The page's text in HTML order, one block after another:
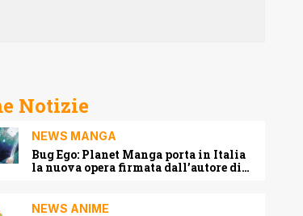
Notizie
NEWS MANGA
Bug Ego: Planet Manga porta in Italia
la nuova opera firmata dall’autore di
NEWS ANIME